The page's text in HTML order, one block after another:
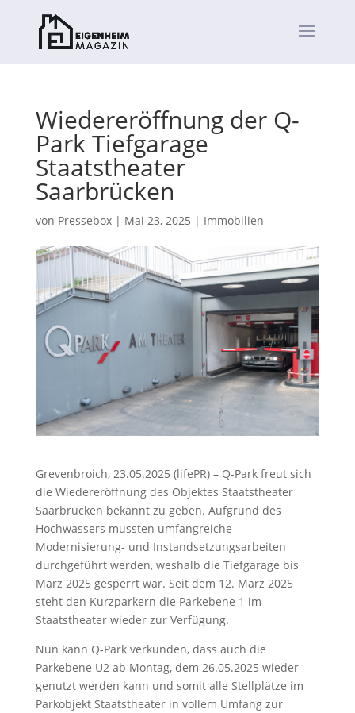
Wiedereröffnung der Q-
Park Tiefgarage
Staatstheater
Saarbrücken
von Pressebox| Mai 23, 2025 | Immobilien
Grevenbroich, 23.05.2025 (lifePR) – Q-Park freut sich
die Wiedereröffnung des Objektes Staatstheater
Saarbrücken bekannt zu geben. Aufgrund des
Hochwassers mussten umfangreiche
Modernisierung- und Instandsetzungsarbeiten
durchgeführt werden, weshalb die Tiefgarage bis
März 2025 gesperrt war. Seit dem 12. März 2025
steht den Kurzparkern die Parkebene 1 im
Staatstheater wieder zur Verfügung.
Nun kann Q-Park verkünden, dass auch die
Parkebene U2 ab Montag, dem 26.05.2025 wieder
genutzt werden kann und somit alle Stellplätze im
Parkobjekt Staatstheater in vollem Umfang zur